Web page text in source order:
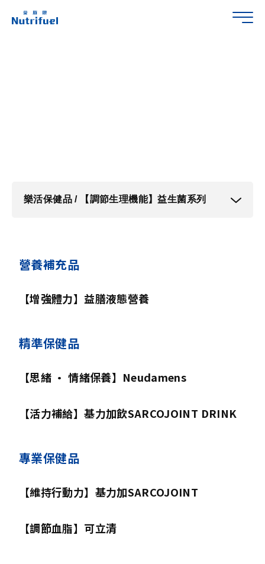
樂活保健品 / 【調節生理機能】益生菌系列
營養補充品
【增強體力】益膳液態營養
精準保健品
【思緒 • 情緒保養】Neudamens
【活力補給】基力加飲SARCOJOINT DRINK
專業保健品
【維持行動力】基力加SARCOJOINT
【調節血脂】可立清